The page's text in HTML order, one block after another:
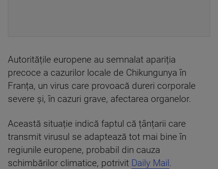
Autoritățile europene au semnalat apariția
precoce a cazurilor locale de Chikungunya în
Franța, un virus care provoacă dureri corporale
severe și, în cazuri grave, afectarea organelor.
Această situație indică faptul că țânțarii care
transmit virusul se adaptează tot mai bine în
regiunile europene, probabil din cauza
schimbărilor climatice, potrivit Daily Mail .